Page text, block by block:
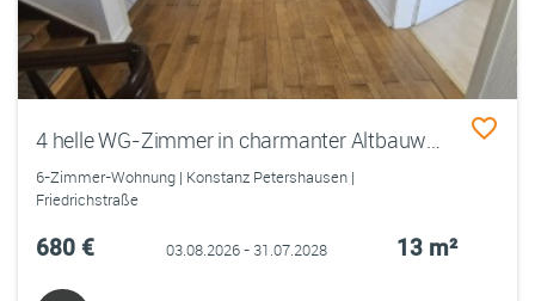
6-Zimmer-Wohnung | Konstanz Petershausen |
Friedrichstraße
680 € 03.08.2026 - 31.07.2028 13 m²